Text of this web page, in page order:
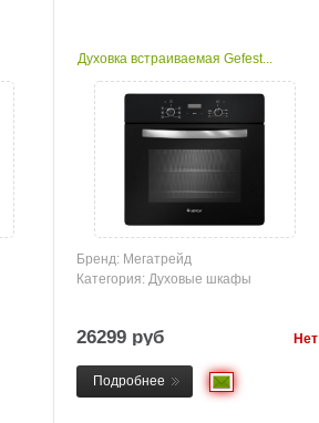
Духовка встраиваемая Gefest...
Бренд: Мегатрейд
Категория: Духовые шкафы
26299 руб Нет
Подробнее